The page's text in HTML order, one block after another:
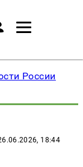
России
18:44